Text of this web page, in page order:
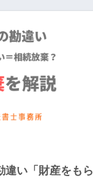
違い「財産をもら